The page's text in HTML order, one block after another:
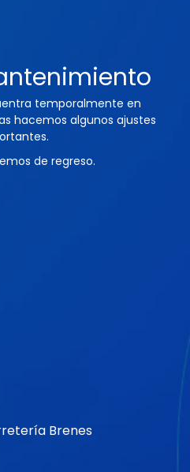
temporalmente en
hacemos algunos ajustes
de regreso.
Brenes